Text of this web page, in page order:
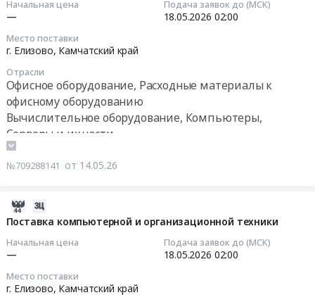
Начальная цена
—
Подача заявок до (МСК)
18.05.2026 02:00
Место поставки
г. Елизово, Камчатский край
Отрасли
Офисное оборудование, Расходные материалы к
офисному оборудованию
Вычислительное оборудование, Компьютеры,
Серверы и их части
№709288141 от 14.05.26
Поставка компьютерной и организационной техники
Начальная цена
—
Подача заявок до (МСК)
18.05.2026 02:00
Место поставки
г. Елизово, Камчатский край